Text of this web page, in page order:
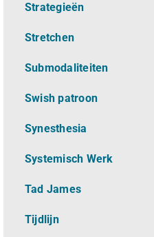
Strategieën
Stretchen
Submodaliteiten
Swish patroon
Synesthesia
Systemisch Werk
Tad James
Tijdlijn